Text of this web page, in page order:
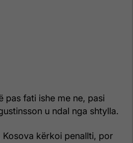
pas fati ishe me ne, pasi
u ndal nga shtylla.
kërkoi penallti, por